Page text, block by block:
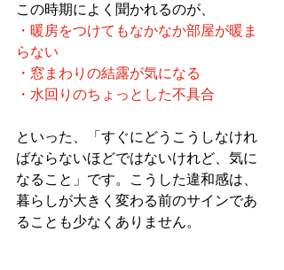
この時期によく聞かれるのが、
・暖房をつけてもなかなか部屋が暖ま
らない
・窓まわりの結露が気になる
・水回りのちょっとした不具合
といった、「すぐにどうこうしなけれ
ばならないほどではないけれど、気に
なること」です。こうした違和感は、
暮らしが大きく変わる前のサインであ
ることも少なくありません。